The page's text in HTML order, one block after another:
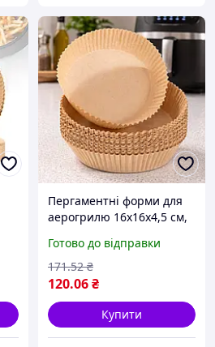
Пергаментні форми для
аерогрилю 16х16х4,5 см,
Форми для мультипечі /
Паперові форми для
випічки
Готово до відправки
120.06₴
171.52 ₴
Купити